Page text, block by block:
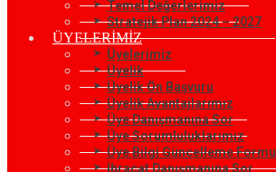
Temel Değerlerimiz
Stratejik Plan 2024 – 2027
ÜYELERİMİZ
Üyelerimiz
Üyelik
Üyelik Ön Başvuru
Üyelik Avantajlarımız
Üye Danışmanına Sor
Üye Sorumluluklarımız
Üye Bilgi Güncelleme Formu
İhracat Danışmanına Sor